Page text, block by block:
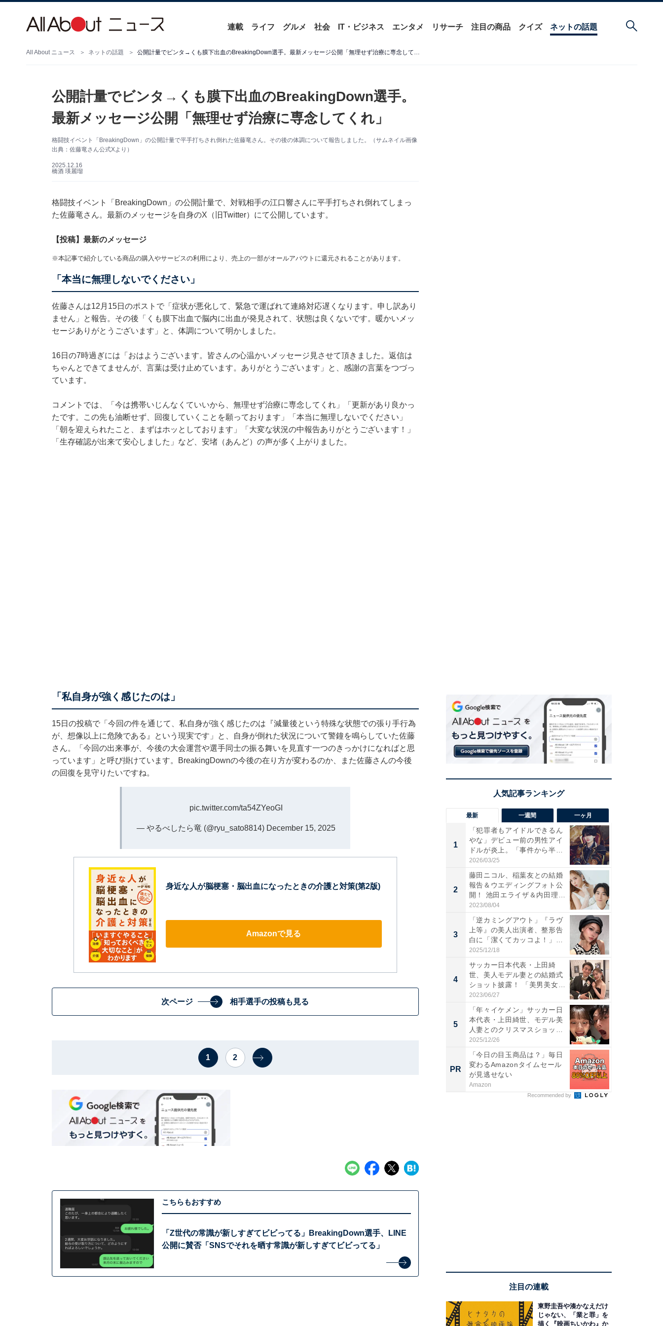
連載 ライフ グルメ 社会 IT・ビジネス エンタメ リサーチ 注目の商品 クイズ ネットの話題
All About ニュース ネットの話題 公開計量でビンタ→くも膜下出血のBreakingDown選手。最新メッセージ公開「無理せず治療に専念してくれ」
公開計量でビンタ→くも膜下出血のBreakingDown選手。
最新メッセージ公開「無理せず治療に専念してくれ」
格闘技イベント「BreakingDown」の公開計量で平手打ちされ倒れた佐藤竜さん。その後の体調について報告しました。（サムネイル画像
出典：佐藤竜さん公式Xより）
2025.12.16
橋酒 瑛麗瑠
格闘技イベント「BreakingDown」の公開計量で、対戦相手の江口響さんに平手打ちされ倒れてしまっ
た佐藤竜さん。最新のメッセージを自身のX（旧Twitter）にて公開しています。
【投稿】最新のメッセージ
※本記事で紹介している商品の購入やサービスの利用により、売上の一部がオールアバウトに還元されることがあります。
「本当に無理しないでください」
佐藤さんは12月15日のポストで「症状が悪化して、緊急で運ばれて連絡対応遅くなります。申し訳あり
ません」と報告。その後「くも膜下出血で脳内に出血が発見されて、状態は良くないです。暖かいメッ
セージありがとうございます」と、体調について明かしました。
16日の7時過ぎには「おはようございます。皆さんの心温かいメッセージ見させて頂きました。返信は
ちゃんとできてませんが、言葉は受け止めています。ありがとうございます」と、感謝の言葉をつづっ
ています。
コメントでは、「今は携帯いじんなくていいから、無理せず治療に専念してくれ」「更新があり良かっ
たです。この先も油断せず、回復していくことを願っております」「本当に無理しないでください」
「朝を迎えられたこと、まずはホッとしております」「大変な状況の中報告ありがとうございます！」
「生存確認が出来て安心しました」など、安堵（あんど）の声が多く上がりました。
「私自身が強く感じたのは」
15日の投稿で「今回の件を通じて、私自身が強く感じたのは『減量後という特殊な状態での張り手行為
が、想像以上に危険である』という現実です」と、自身が倒れた状況について警鐘を鳴らしていた佐藤
さん。「今回の出来事が、今後の大会運営や選手同士の振る舞いを見直す一つのきっかけになればと思
っています」と呼び掛けています。BreakingDownの今後の在り方が変わるのか、また佐藤さんの今後
の回復を見守りたいですね。
pic.twitter.com/ta54ZYeoGI
— やるべしたら竜 (@ryu_sato8814) December 15, 2025
身近な人が脳梗塞・脳出血になったときの介護と対策(第2版)
Amazonで見る
次ページ 相手選手の投稿も見る
1 2
こちらもおすすめ
「Z世代の常識が新しすぎてビビってる」BreakingDown選手、LINE
公開に賛否「SNSでそれを晒す常識が新しすぎてビビってる」
最新 一週間 一ヶ月
1
「犯罪者もアイドルできるん
やな」デビュー前の男性アイ
ドルが炎上。「事件から半年
も...
2026/03/25
2
藤田ニコル、稲葉友との結婚
報告＆ウエディングフォト公
開！ 池田エライザ＆内田理
央...
2023/08/04
3
「逆カミングアウト」『ラヴ
上等』の美人出演者、整形告
白に「潔くてカッコよ！」
「好...
2025/12/18
4
サッカー日本代表・上田綺
世、美人モデル妻との結婚式
ショット披露！ 「美男美女」
「...
2023/06/27
5
「年々イケメン」サッカー日
本代表・上田綺世、モデル美
人妻とのクリスマスショット
に...
2025/12/26
PR
「今日の目玉商品は？」毎日
変わるAmazonタイムセール
が見逃せない
Amazon
Recommended by
注目の連載
東野圭吾や湊かなえだけ
じゃない、「業と罪」を
描く『映画ちいかわ』か